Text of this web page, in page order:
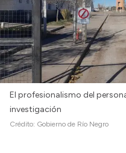
El profesionalismo del
investigación
Crédito: Gobierno de Río Negro